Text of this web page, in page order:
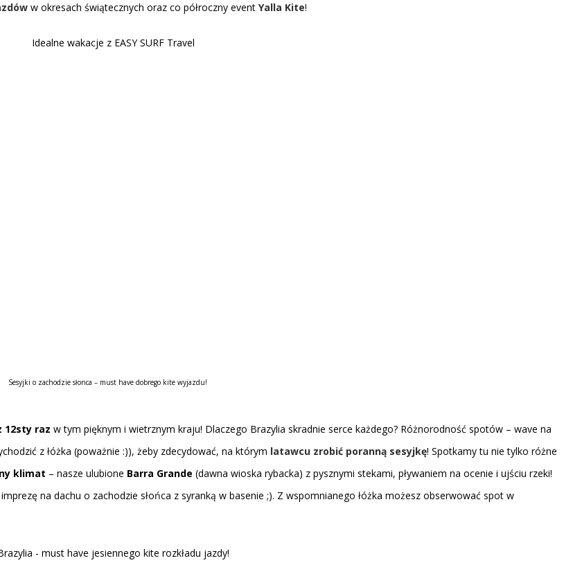
w okresach świątecznych oraz co półroczny event Yalla Kite!
Sesyjki o zachodzie słonca – must have dobrego kite wyjazdu!
12sty raz w tym pięknym i wietrznym kraju! Dlaczego Brazylia skradnie serce każdego? Różnorodność spotów – wave na
z łóżka (poważnie :)), żeby zdecydować, na którym latawcu zrobić poranną sesyjkę! Spotkamy tu nie tylko różne
klimat – nasze ulubione Barra Grande (dawna wioska rybacka) z pysznymi stekami, pływaniem na ocenie i ujściu rzeki!
na dachu o zachodzie słońca z syranką w basenie ;). Z wspomnianego łóżka możesz obserwować spot w